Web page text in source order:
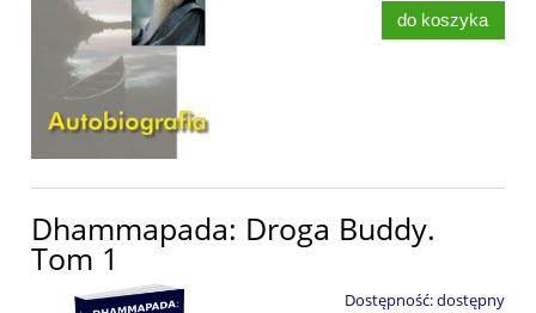
do koszyka
Dhammapada: Droga Buddy.
Tom 1
Dostępność:dostępny